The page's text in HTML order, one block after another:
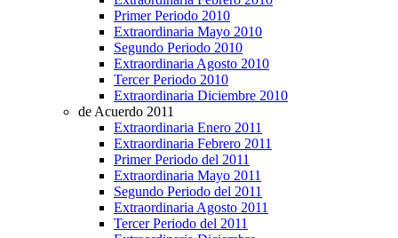
Primer Periodo 2010
Extraordinaria Mayo 2010
Segundo Periodo 2010
Extraordinaria Agosto 2010
Tercer Periodo 2010
Extraordinaria Diciembre 2010
de Acuerdo 2011
Extraordinaria Enero 2011
Extraordinaria Febrero 2011
Primer Periodo del 2011
Extraordinaria Mayo 2011
Segundo Periodo del 2011
Extraordinaria Agosto 2011
Tercer Periodo del 2011